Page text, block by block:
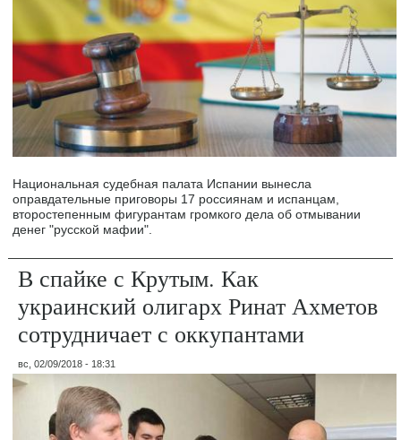
Национальная судебная палата Испании вынесла
оправдательные приговоры 17 россиянам и испанцам,
второстепенным фигурантам громкого дела об отмывании
денег "русской мафии".
В спайке с Крутым. Как
украинский олигарх Ринат Ахметов
сотрудничает с оккупантами
вс, 02/09/2018 - 18:31